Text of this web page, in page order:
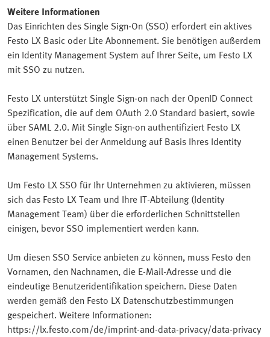
Weitere Informationen
Das Einrichten des Single Sign-On (SSO) erfordert ein aktives
Festo LX Basic oder Lite Abonnement. Sie benötigen außerdem
ein Identity Management System auf Ihrer Seite, um Festo LX
mit SSO zu nutzen.
Festo LX unterstützt Single Sign-on nach der OpenID Connect
Spezification, die auf dem OAuth 2.0 Standard basiert, sowie
über SAML 2.0. Mit Single Sign-on authentifiziert Festo LX
einen Benutzer bei der Anmeldung auf Basis Ihres Identity
Management Systems.
Um Festo LX SSO für Ihr Unternehmen zu aktivieren, müssen
sich das Festo LX Team und Ihre IT-Abteilung (Identity
Management Team) über die erforderlichen Schnittstellen
einigen, bevor SSO implementiert werden kann.
Um diesen SSO Service anbieten zu können, muss Festo den
Vornamen, den Nachnamen, die E-Mail-Adresse und die
eindeutige Benutzeridentifikation speichern. Diese Daten
werden gemäß den Festo LX Datenschutzbestimmungen
gespeichert. Weitere Informationen:
https://lx.festo.com/de/imprint-and-data-privacy/data-privacy